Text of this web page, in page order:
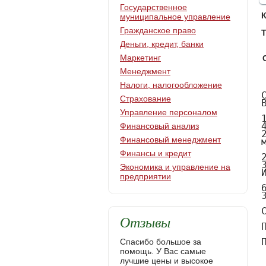
Содержание
ВВЕДЕНИЕ

1.Теоретические основы коммерческой деятельности………………………..
4
2.Организационно-экономическая характеристика ИП Стародубова С.С. магазина «Антей»………………………………………………………………..

20
3.Направления совершенствования организации коммерческой деятельности ИП Стародубова С.С.  магазина «Антей»……………………..

60
Заключение ………………………………………………………………………

Список использованных
Государственное
муниципальное управление
Гражданское право
Деньги, кредит, банки
Маркетинг
Менеджмент
Налоги, налогообложение
Страхование
Управление персоналом
Финансовый анализ
Финансовый менеджмент
Финансы и кредит
Экономика и управление на
предприятии
Отзывы
Спасибо большое за
помощь. У Вас самые
лучшие цены и высокое